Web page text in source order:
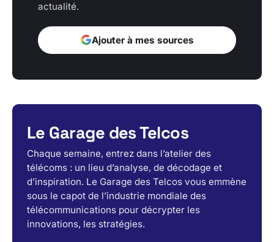
actualité.
Ajouter à mes sources
Le Garage des Telcos
Chaque semaine, entrez dans l’atelier des
télécoms : un lieu d’analyse, de décodage et
d’inspiration. Le Garage des Telcos vous emmène
sous le capot de l’industrie mondiale des
télécommunications pour décrypter les
innovations, les stratégies.